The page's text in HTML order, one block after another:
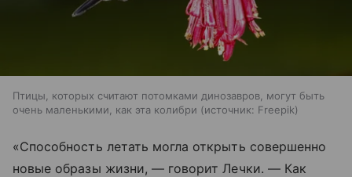
Птицы, которых считают потомками динозавров, могут быть
очень маленькими, как эта колибри
источник: Freepik
«Способность летать могла открыть совершенно
новые образы жизни, — говорит Лечки. — Как